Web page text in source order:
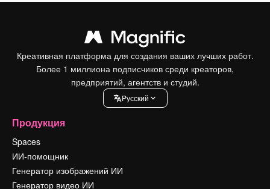
Креативная платформа для создания ваших лучших работ.
Более 1 миллиона подписчиков среди креаторов,
предприятий, агентств и студий.
Pусский
Продукция
Spaces
ИИ-помощник
Генератор изображений ИИ
Генератор видео ИИ